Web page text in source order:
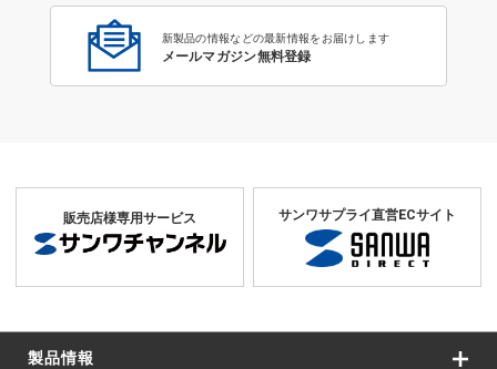
新製品の情報などの最新情報をお届けします
メールマガジン無料登録
販売店様専用サービス サンワサプライ直営ECサイト
製品情報